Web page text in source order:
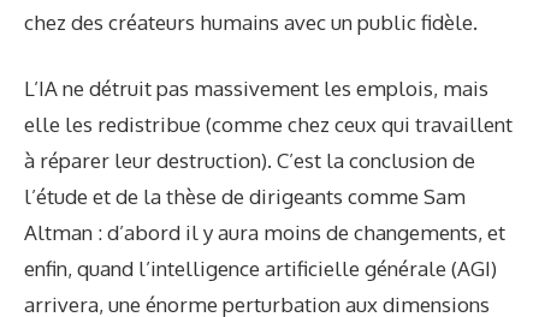
chez des créateurs humains avec un public fidèle.
L’IA ne détruit pas massivement les emplois, mais
elle les redistribue (comme chez ceux qui travaillent
à réparer leur destruction). C’est la conclusion de
l’étude et de la thèse de dirigeants comme Sam
Altman : d’abord il y aura moins de changements, et
enfin, quand l’intelligence artificielle générale (AGI)
arrivera, une énorme perturbation aux dimensions